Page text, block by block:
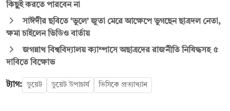
কিছুই করতে পারবেন না
সাঈদীর ছবিতে ‘ভুলে’ জুতা মেরে আক্ষেপে ভুগছেন ছাত্রদল নেতা,
ক্ষমা চাইলেন ভিডিও বার্তায়
জগন্নাথ বিশ্ববিদ্যালয় ক্যাম্পাসে অছাত্রদের রাজনীতি নিষিদ্ধসহ ৫
দাবিতে বিক্ষোভ
ট্যাগ: ডুয়েট ডুয়েট উপাচার্য ভিসিকে প্রত্যাখ্যান